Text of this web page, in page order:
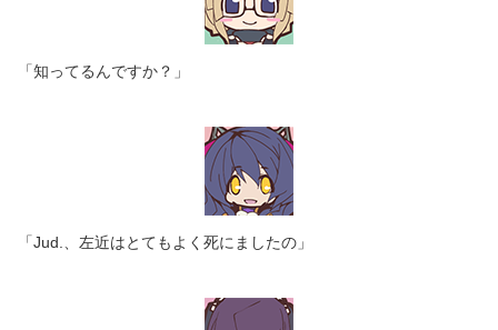
「知ってるんですか？」
「Jud.、左近はとてもよく死にましたの」